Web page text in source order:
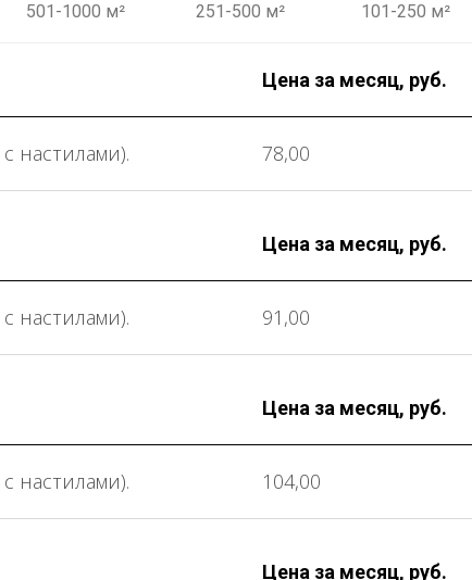
501-1000 м² 251-500 м² 101-250 м²
Цена за месяц, руб.
настилами). 78,00
Цена за месяц, руб.
настилами). 91,00
Цена за месяц, руб.
настилами). 104,00
Цена за месяц, руб.